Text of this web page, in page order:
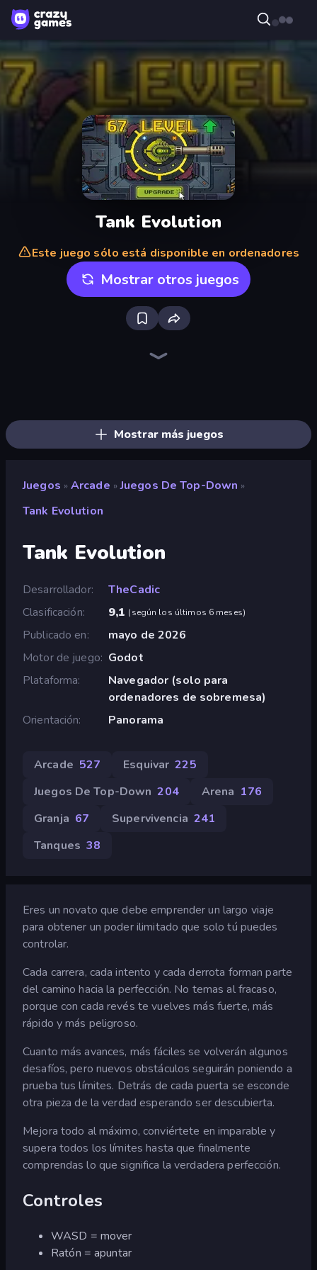
Tank Evolution
Este juego sólo está disponible en ordenadores
Mostrar otros juegos
Mostrar más juegos
Juegos » Arcade » Juegos De Top-Down »
Tank Evolution
Tank Evolution
Desarrollador
TheCadic
Clasificación
9,1 (según los últimos 6 meses)
Publicado en
mayo de 2026
Motor de juego Godot
Plataforma
Navegador (solo para
ordenadores de sobremesa)
Orientación
Panorama
Arcade 527 Esquivar 225
Juegos De Top-Down 204 Arena 176
Granja 67 Supervivencia 241
Tanques 38
Eres un novato que debe emprender un largo viaje
para obtener un poder ilimitado que solo tú puedes
controlar.
Cada carrera, cada intento y cada derrota forman parte
del camino hacia la perfección. No temas al fracaso,
porque con cada revés te vuelves más fuerte, más
rápido y más peligroso.
Cuanto más avances, más fáciles se volverán algunos
desafíos, pero nuevos obstáculos seguirán poniendo a
prueba tus límites. Detrás de cada puerta se esconde
otra pieza de la verdad esperando ser descubierta.
Mejora todo al máximo, conviértete en imparable y
supera todos los límites hasta que finalmente
comprendas lo que significa la verdadera perfección.
Controles
WASD = mover
Ratón = apuntar